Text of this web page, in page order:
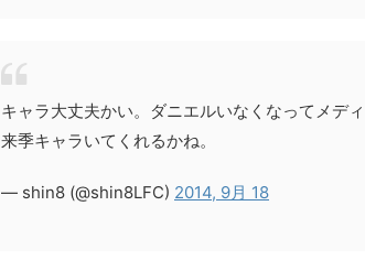
キャラ大丈夫かい。ダニエルいなくなってメデ
来季キャラいてくれるかね。
— shin8 (@shin8LFC) 2014, 9月 18